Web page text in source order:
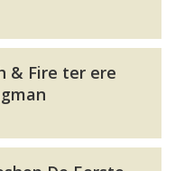
& Fire ter ere